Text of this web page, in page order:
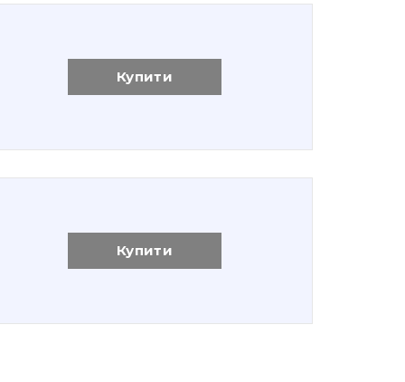
Купити
Купити